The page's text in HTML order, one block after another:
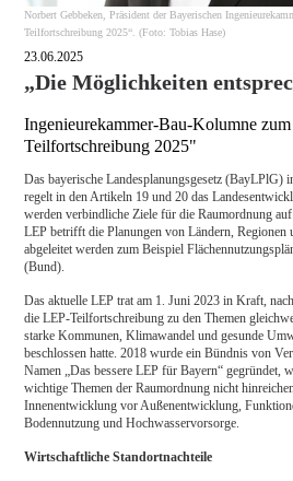
Norbert Gebbeken, Präsident der Bayerischen
Teilfortschreibung 2025“. (Foto: Tobias Hase)
23.06.2025
„Die Möglichkeiten
Ingenieurekammer-Bau-Kolumne
Teilfortschreibung 2025"
Das bayerische Landesplanungsgesetz (BayLPlG)
regelt in den Artikeln 19 und 20 das
werden verbindliche Ziele für die Raumordnung
LEP betrifft die Planungen von Ländern, Regionen
abgeleitet werden zum Beispiel
(Bund).
Das aktuelle LEP trat am 1. Juni 2023 in Kraft,
die LEP-Teilfortschreibung zu den Themen
starke Kommunen, Klimawandel und gesunde
beschlossen hatte. 2018 wurde ein Bündnis von
Namen „Das bessere LEP für Bayern“ gegründet,
wichtige Themen der Raumordnung nicht
Innenentwicklung vor Außenentwicklung,
Bodennutzung und Hochwasservorsorge.
Wirtschaftliche Standortnachteile